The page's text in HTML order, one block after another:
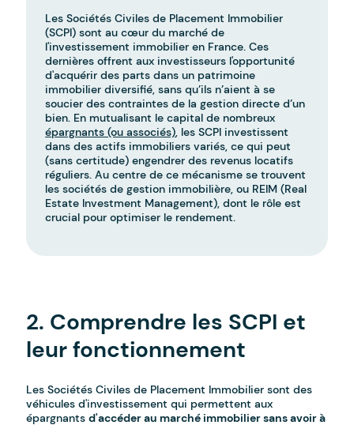
Les Sociétés Civiles de Placement Immobilier
(SCPI) sont au cœur du marché de
l'investissement immobilier en France. Ces
dernières offrent aux investisseurs l'opportunité
d'acquérir des parts dans un patrimoine
immobilier diversifié, sans qu’ils n’aient à se
soucier des contraintes de la gestion directe d’un
bien. En mutualisant le capital de nombreux
épargnants (ou associés), les SCPI investissent
dans des actifs immobiliers variés, ce qui peut
(sans certitude) engendrer des revenus locatifs
réguliers. Au centre de ce mécanisme se trouvent
les sociétés de gestion immobilière, ou REIM (Real
Estate Investment Management), dont le rôle est
crucial pour optimiser le rendement.
2. Comprendre les SCPI et
leur fonctionnement
Les Sociétés Civiles de Placement Immobilier sont des
véhicules d'investissement qui permettent aux
épargnantsd'accéder au marché immobilier sans avoir à